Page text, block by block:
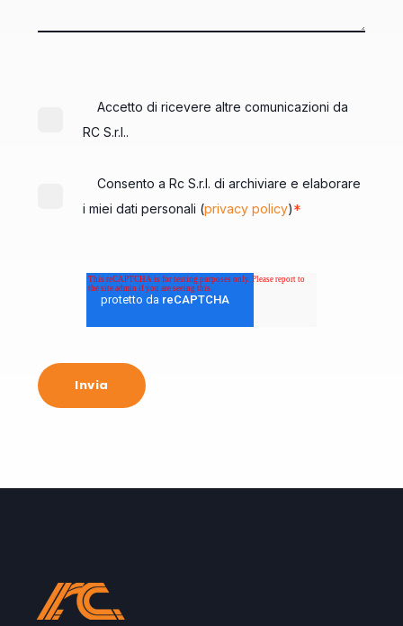
Accetto di ricevere altre comunicazioni da
RC S.r.l..
Consento a Rc S.r.l. di archiviare e elaborare
i miei dati personali (privacy policy)*